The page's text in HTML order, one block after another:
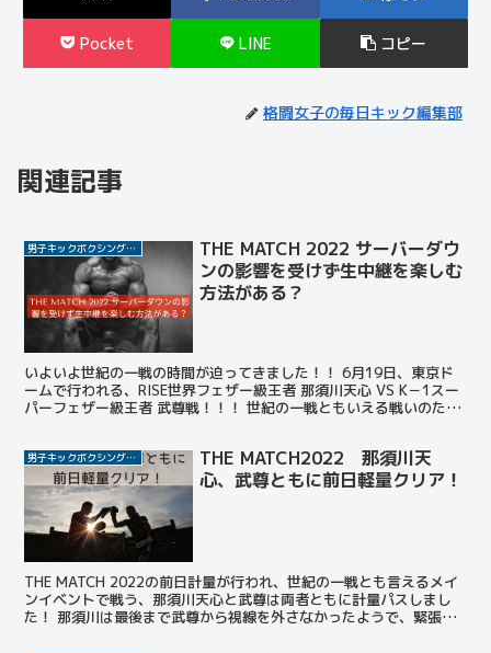
Pocket LINE コピー
格闘女子の毎日キック編集部
関連記事
男子キックボクシング選手
THE MATCH 2022 サーバーダウ
ンの影響を受けず生中継を楽しむ
方法がある？
いよいよ世紀の一戦の時間が迫ってきました！！ 6月19日、東京ド
ームで行われる、RISE世界フェザー級王者 那須川天心 VS K－1スー
パーフェザー級王者 武尊戦！！！ 世紀の一戦ともいえる戦いのため
男子キックボクシング選手
THE MATCH2022 那須川天
心、武尊ともに前日軽量クリア！
THE MATCH 2022の前日計量が行われ、世紀の一戦とも言えるメイ
ンイベントで戦う、那須川天心と武尊は両者ともに計量パスしまし
た！ 那須川は最後まで武尊から視線を外さなかったようで、緊張の